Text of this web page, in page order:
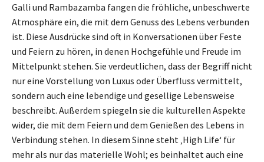
Galli und Rambazamba fangen die fröhliche, unbeschwerte
Atmosphäre ein, die mit dem Genuss des Lebens verbunden
ist. Diese Ausdrücke sind oft in Konversationen über Feste
und Feiern zu hören, in denen Hochgefühle und Freude im
Mittelpunkt stehen. Sie verdeutlichen, dass der Begriff nicht
nur eine Vorstellung von Luxus oder Überfluss vermittelt,
sondern auch eine lebendige und gesellige Lebensweise
beschreibt. Außerdem spiegeln sie die kulturellen Aspekte
wider, die mit dem Feiern und dem Genießen des Lebens in
Verbindung stehen. In diesem Sinne steht ‚High Life‘ für
mehr als nur das materielle Wohl; es beinhaltet auch eine